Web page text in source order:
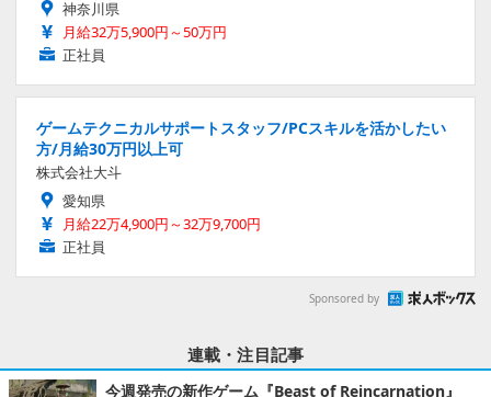
神奈川県
月給32万5,900円～50万円
正社員
ゲームテクニカルサポートスタッフ/PCスキルを活かしたい
方/月給30万円以上可
株式会社大斗
愛知県
月給22万4,900円～32万9,700円
正社員
Sponsored by
連載・注目記事
今週発売の新作ゲーム『Beast of Reincarnation』